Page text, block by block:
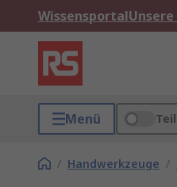
Wissensportal
Menü
/ Handwerkzeuge /